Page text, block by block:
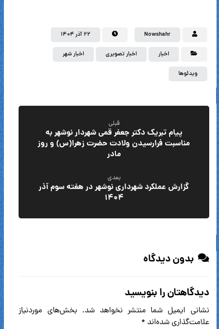
Nowshahr ۲۲ آذر ۱۴۰۴
اخبار اخبار تصویری اخبار شهر
ویدئوها
قبلی
پیام تبریک دکتر جعفر قمی شهردار نوشهر به
مناسبت فرارسیدن ولادت حضرت زهرا(س) و روز
مادر
بعدی
گزارش عملکرد شهرداری نوشهر در هفته سوم آذر
۱۴۰۴
بدون دیدگاه
دیدگاهتان را بنویسید
نشانی ایمیل شما منتشر نخواهد شد. بخش‌های موردنیاز
علامت‌گذاری شده‌اند *